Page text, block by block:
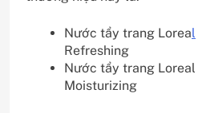
Nước tẩy trang Loreal
Refreshing
Nước tẩy trang
Moisturizing